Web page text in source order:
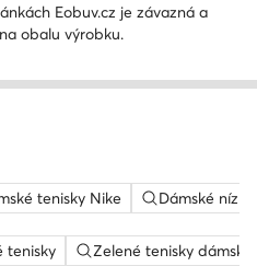
Eobuv.cz je závazná a
obalu výrobku.
tenisky Nike Dámské
tenisky Zelené tenisky dámské